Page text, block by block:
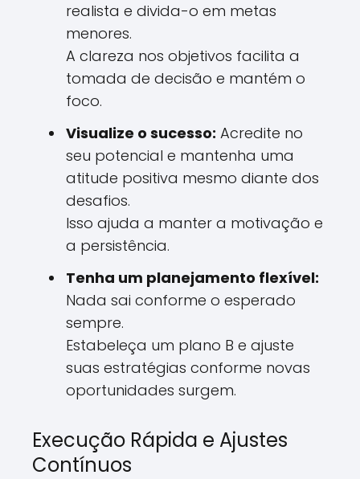
realista e divida-o em metas
menores.
A clareza nos objetivos facilita a
tomada de decisão e mantém o
foco.
Visualize o sucesso: Acredite no
seu potencial e mantenha uma
atitude positiva mesmo diante dos
desafios.
Isso ajuda a manter a motivação e
a persistência.
Tenha um planejamento flexível:
Nada sai conforme o esperado
sempre.
Estabeleça um plano B e ajuste
suas estratégias conforme novas
oportunidades surgem.
Execução Rápida e Ajustes
Contínuos